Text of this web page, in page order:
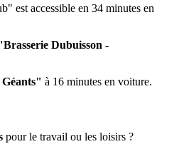
est accessible en 34 minutes en
Dubuisson -
à 16 minutes en voiture.
pour le travail ou les loisirs ?